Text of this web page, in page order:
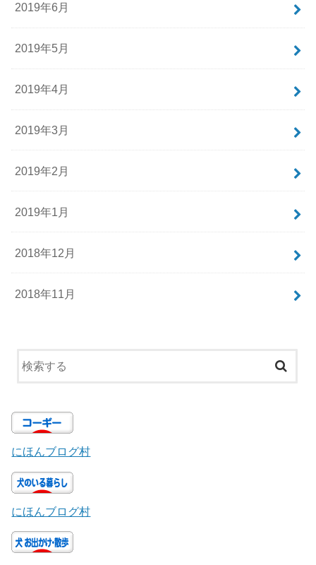
2019年6月
2019年5月
2019年4月
2019年3月
2019年2月
2019年1月
2018年12月
2018年11月
にほんブログ村
にほんブログ村